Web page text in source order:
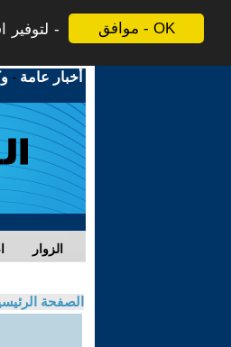
موافق - OK
أخبار عامة -
الزوار
الصفحة